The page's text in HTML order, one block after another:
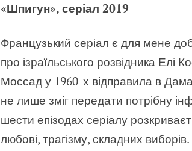
«Шпигун», серіал 2019
Французький серіал є для мене
про ізраїльського розвідника
Моссад у 1960-х відправила в
не лише зміг передати потрібну
шести епізодах серіалу
любові, трагізму, складних